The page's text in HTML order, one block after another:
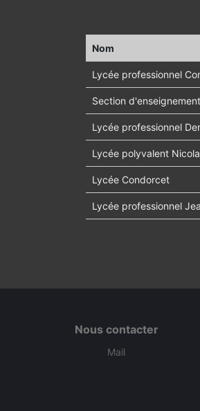
Nom
Lycée professionnel
Section
Lycée professionnel
Lycée polyvalent
Lycée Condorcet
Lycée professionnel
Nous contacter
Mail